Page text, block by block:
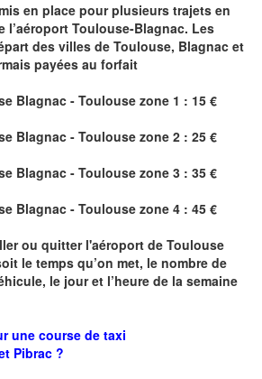
en place pour plusieurs trajets en
l’aéroport Toulouse-Blagnac. Les
des villes de Toulouse, Blagnac et
payées au forfait
Blagnac - Toulouse zone 1 : 15 €
Blagnac - Toulouse zone 2 : 25 €
Blagnac - Toulouse zone 3 : 35 €
Blagnac - Toulouse zone 4 : 45 €
ou quitter l'aéroport de Toulouse
le temps qu’on met, le nombre de
le jour et l’heure de la semaine
une course de taxi
Pibrac ?